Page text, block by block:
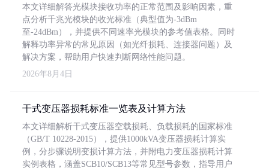
本文详细解答光模块接收功率的正常范围及影响因素，重
点分析千兆光模块的收光标准（典型值为-3dBm
至-24dBm），并提供不同速率光模块的参考值表格。同时
解释功率异常的常见原因（如光纤损耗、连接器问题）及
解决方案，帮助用户快速判断网络性能问题。
2026年8月4日
干式变压器损耗标准一览表及计算方法
本文详细解析干式变压器空载损耗、负载损耗的国家标准
（GB/T 10228-2015），提供1000kVA变压器损耗计算实
例，分步骤说明变损计算方法，并附电力变压器损耗计算
实例表格，涵盖SCB10/SCB13等常见型号参数，指导用户